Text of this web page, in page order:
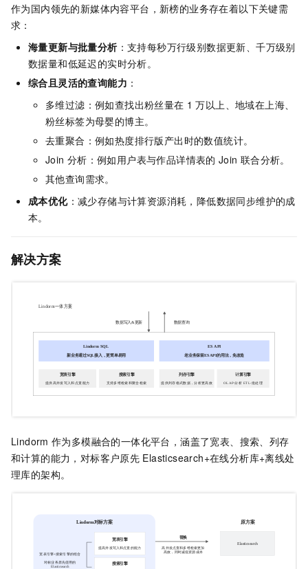
作为国内领先的新媒体内容平台，新榜的业务存在着以下关键需
求：
海量更新与批量分析：支持每秒万行级别数据更新、千万级别
数据量和低延迟的实时分析。
综合且灵活的查询能力 ：
多维过滤：例如查找出粉丝量在 1 万以上、地域在上海、
粉丝标签为母婴的博主。
去重聚合：例如热度排行版产出时的数值统计。
Join 分析：例如用户表与作品详情表的 Join 联合分析。
其他查询需求。
成本优化：减少存储与计算资源消耗，降低数据同步维护的成
本。
解决方案
Lindorm 作为多模融合的一体化平台，涵盖了宽表、搜索、列存
和计算的能力，对标客户原先 Elasticsearch+在线分析库+离线处
理库的架构。